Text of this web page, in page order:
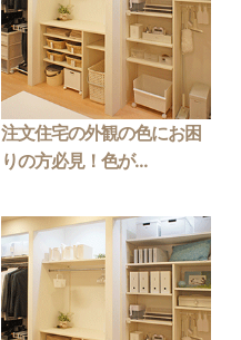
注文住宅の外観の色にお困
りの方必見！色が...